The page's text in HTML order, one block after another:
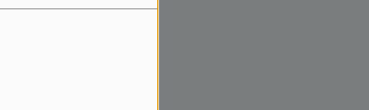
une erreur.
n’existe plus.